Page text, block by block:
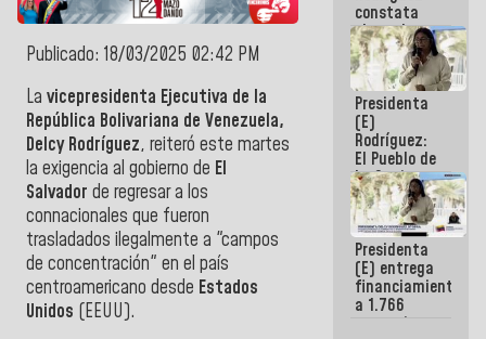
Publicado: 18/03/2025 02:42 PM
La vicepresidenta Ejecutiva de la
República Bolivariana de Venezuela,
Delcy Rodríguez, reiteró este martes
la exigencia al gobierno de El
Salvador de regresar a los
connacionales que fueron
trasladados ilegalmente a "campos
de concentración" en el país
centroamericano desde Estados
Unidos (EEUU).
constata
obras de
rehabilitación
de Escuela
Militar de
Mamo en La
Guaira
Presidenta
(E)
Rodríguez:
El Pueblo de
La Guaira
siempre
estará
acompañada
por el
Gobierno
Nacional
Presidenta
(E) entrega
financiamientos
a 1.766
comerciantes